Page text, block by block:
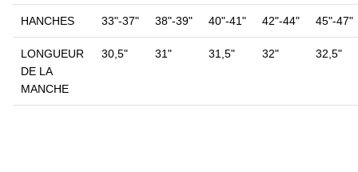
HANCHES 33"-37" 38"-39" 40"-41" 42"-44" 45"-47"
LONGUEUR
DE LA
MANCHE
30,5" 31" 31,5" 32" 32,5"